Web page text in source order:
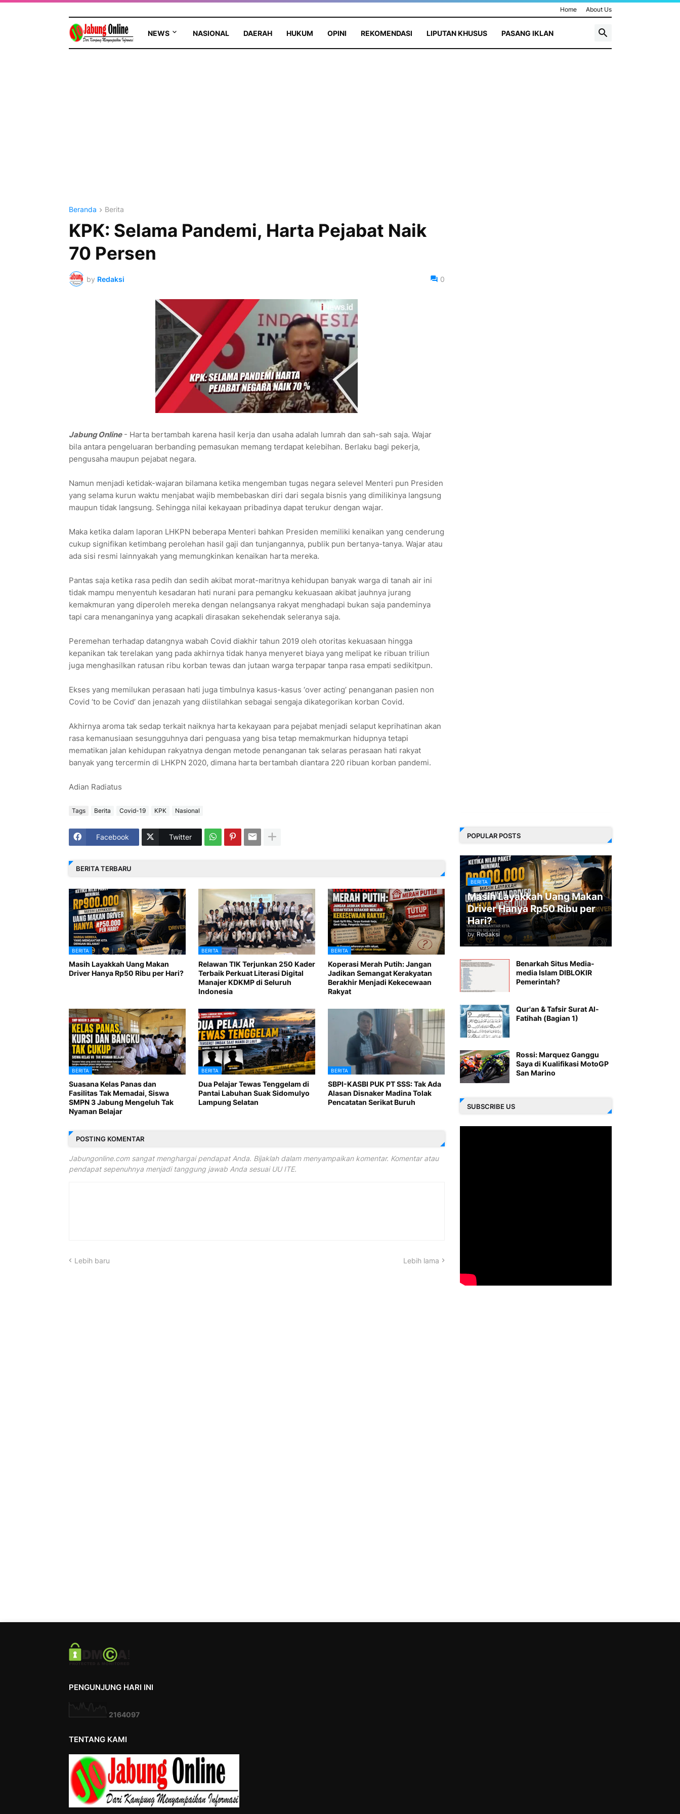
Home About Us
NEWS NASIONAL DAERAH HUKUM OPINI REKOMENDASI LIPUTAN KHUSUS PASANG IKLAN
Beranda Berita
KPK: Selama Pandemi, Harta Pejabat Naik
70 Persen
by Redaksi 0
Jabung Online- Harta bertambah karena hasil kerja dan usaha adalah lumrah dan sah-sah saja. Wajar
bila antara pengeluaran berbanding pemasukan memang terdapat kelebihan. Berlaku bagi pekerja,
pengusaha maupun pejabat negara.
Namun menjadi ketidak-wajaran bilamana ketika mengemban tugas negara selevel Menteri pun Presiden
yang selama kurun waktu menjabat wajib membebaskan diri dari segala bisnis yang dimilikinya langsung
maupun tidak langsung. Sehingga nilai kekayaan pribadinya dapat terukur dengan wajar.
Maka ketika dalam laporan LHKPN beberapa Menteri bahkan Presiden memiliki kenaikan yang cenderung
cukup signifikan ketimbang perolehan hasil gaji dan tunjangannya, publik pun bertanya-tanya. Wajar atau
ada sisi resmi lainnyakah yang memungkinkan kenaikan harta mereka.
Pantas saja ketika rasa pedih dan sedih akibat morat-maritnya kehidupan banyak warga di tanah air ini
tidak mampu menyentuh kesadaran hati nurani para pemangku kekuasaan akibat jauhnya jurang
kemakmuran yang diperoleh mereka dengan nelangsanya rakyat menghadapi bukan saja pandeminya
tapi cara menanganinya yang acapkali dirasakan sekehendak seleranya saja.
Peremehan terhadap datangnya wabah Covid diakhir tahun 2019 oleh otoritas kekuasaan hingga
kepanikan tak terelakan yang pada akhirnya tidak hanya menyeret biaya yang melipat ke ribuan triliun
juga menghasilkan ratusan ribu korban tewas dan jutaan warga terpapar tanpa rasa empati sedikitpun.
Ekses yang memilukan perasaan hati juga timbulnya kasus-kasus ‘over acting’ penanganan pasien non
Covid ‘to be Covid’ dan jenazah yang diistilahkan sebagai sengaja dikategorikan korban Covid.
Akhirnya aroma tak sedap terkait naiknya harta kekayaan para pejabat menjadi selaput keprihatinan akan
rasa kemanusiaan sesungguhnya dari penguasa yang bisa tetap memakmurkan hidupnya tetapi
mematikan jalan kehidupan rakyatnya dengan metode penanganan tak selaras perasaan hati rakyat
banyak yang tercermin di LHKPN 2020, dimana harta bertambah diantara 220 ribuan korban pandemi.
Adian Radiatus
Tags Berita Covid-19 KPK Nasional
Facebook Twitter
BERITA TERBARU
BERITA
Masih Layakkah Uang Makan
Driver Hanya Rp50 Ribu per Hari?
BERITA
Relawan TIK Terjunkan 250 Kader
Terbaik Perkuat Literasi Digital
Manajer KDKMP di Seluruh
Indonesia
BERITA
Koperasi Merah Putih: Jangan
Jadikan Semangat Kerakyatan
Berakhir Menjadi Kekecewaan
Rakyat
BERITA
Suasana Kelas Panas dan
Fasilitas Tak Memadai, Siswa
SMPN 3 Jabung Mengeluh Tak
Nyaman Belajar
BERITA
Dua Pelajar Tewas Tenggelam di
Pantai Labuhan Suak Sidomulyo
Lampung Selatan
BERITA
SBPI-KASBI PUK PT SSS: Tak Ada
Alasan Disnaker Madina Tolak
Pencatatan Serikat Buruh
POSTING KOMENTAR
Jabungonline.com sangat menghargai pendapat Anda. Bijaklah dalam menyampaikan komentar. Komentar atau
pendapat sepenuhnya menjadi tanggung jawab Anda sesuai UU ITE.
Lebih baru Lebih lama
POPULAR POSTS
BERITA
Masih Layakkah Uang Makan
Driver Hanya Rp50 Ribu per
Hari?
by Redaksi
Benarkah Situs Media-
media Islam DIBLOKIR
Pemerintah?
Qur'an & Tafsir Surat Al-
Fatihah (Bagian 1)
Rossi: Marquez Ganggu
Saya di Kualifikasi MotoGP
San Marino
SUBSCRIBE US
PENGUNJUNG HARI INI
2164097
TENTANG KAMI